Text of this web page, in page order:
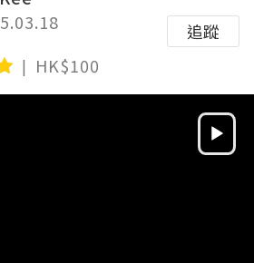
HK$100
追蹤